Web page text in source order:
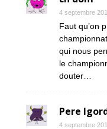
4 septembre
Faut qu’on
qui nous
le
douter…
Pere
4 septembre